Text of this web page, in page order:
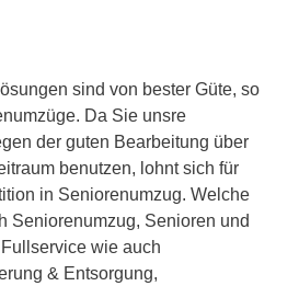
sind von bester Güte, so
Da Sie unsre
der guten Bearbeitung über
benutzen, lohnt sich für
in Seniorenumzug. Welche
Seniorenumzug, Senioren und
wie auch
& Entsorgung,